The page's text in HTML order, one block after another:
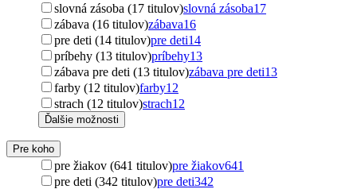
slovná zásoba (17 titulov)slovná zásoba17
zábava (16 titulov)zábava16
pre deti (14 titulov)pre deti14
príbehy (13 titulov)príbehy13
zábava pre deti (13 titulov)zábava pre deti13
farby (12 titulov)farby12
strach (12 titulov)strach12
Ďalšie možnosti
Pre koho
pre žiakov (641 titulov)pre žiakov641
pre deti (342 titulov)pre deti342